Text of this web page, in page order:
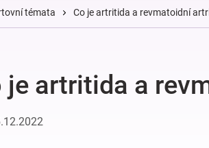
témata Co je artritida a revmatoidní
je artritida a